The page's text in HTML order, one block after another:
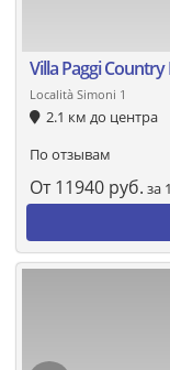
Villa Paggi
Località Simoni 1
2.1 км до центра
По отзывам
От 11940 руб. за